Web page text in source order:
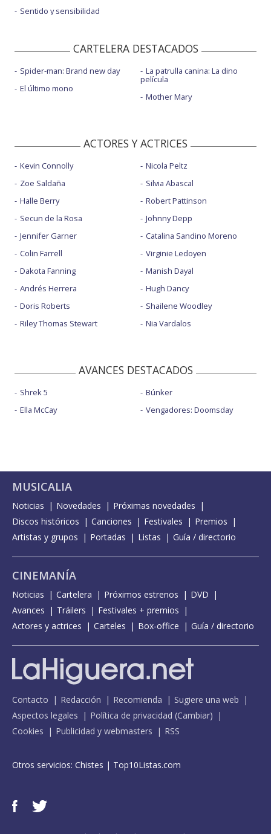
Sentido y sensibilidad
CARTELERA DESTACADOS
Spider-man: Brand new day
El último mono
La patrulla canina: La dino
película
Mother Mary
ACTORES Y ACTRICES
Kevin Connolly
Zoe Saldaña
Halle Berry
Secun de la Rosa
Jennifer Garner
Colin Farrell
Dakota Fanning
Andrés Herrera
Doris Roberts
Riley Thomas Stewart
Nicola Peltz
Silvia Abascal
Robert Pattinson
Johnny Depp
Catalina Sandino Moreno
Virginie Ledoyen
Manish Dayal
Hugh Dancy
Shailene Woodley
Nia Vardalos
AVANCES DESTACADOS
Shrek 5
Ella McCay
Búnker
Vengadores: Doomsday
MUSICALIA
Noticias Novedades
Próximas novedades
Discos históricos
Canciones Festivales
Premios
Artistas y grupos
Portadas Listas Guía / directorio
CINEMANÍA
Noticias Cartelera Próximos estrenos
DVD
Avances
Tráilers
Festivales + premios
Actores y actrices
Carteles Box-office Guía / directorio
Contacto Redacción Recomienda
Sugiere una web
Aspectos legales
Política de privacidad (Cambiar)
Cookies
Publicidad y webmasters RSS
Otros servicios: Chistes | Top10Listas.com